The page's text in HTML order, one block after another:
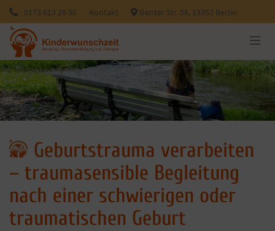
Geburtstrauma verarbeiten
– traumasensible Begleitung
nach einer schwierigen oder
traumatischen Geburt
0173 613 28 50 Kontakt Genter Str. 56, 13353 Berlin